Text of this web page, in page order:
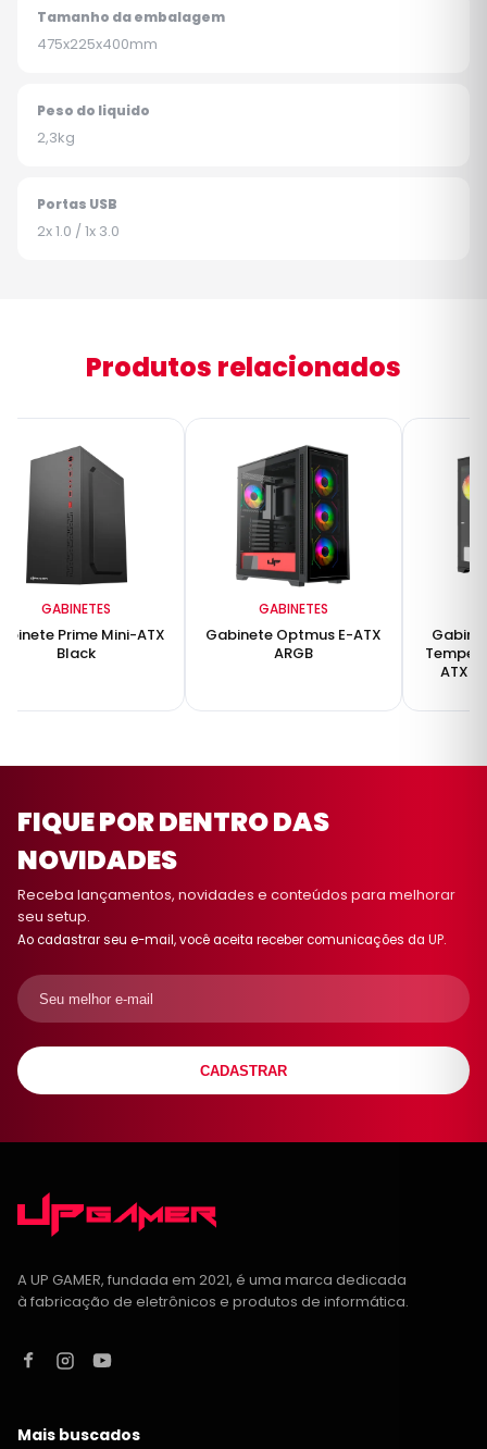
Tamanho da embalagem
475x225x400mm
Peso do liquido
2,3kg
Portas USB
2x 1.0 / 1x 3.0
Produtos relacionados
GABINETES
Prime Mini-ATX
Black
GABINETES
Gabinete Optmus E-ATX
ARGB
ATX
FIQUE POR DENTRO DAS
NOVIDADES
Receba lançamentos, novidades e conteúdos para melhorar
seu setup.
Ao cadastrar seu e-mail, você aceita receber comunicações da UP.
CADASTRAR
A UP GAMER, fundada em 2021, é uma marca dedicada
à fabricação de eletrônicos e produtos de informática.
Mais buscados